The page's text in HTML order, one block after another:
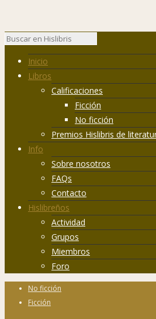
Inicio
Libros
Calificaciones
Ficción
No ficción
Premios Hislibris de
Info
Sobre nosotros
FAQs
Contacto
Hislibreños
Actividad
Grupos
Miembros
Foro
No ficción
Ficción